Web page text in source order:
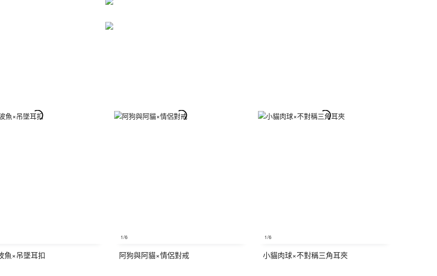
魚×吊墜耳扣
1/6
阿狗與阿貓×情侶對戒
1/6
小貓肉球×不對稱三角耳夾